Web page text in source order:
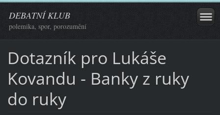
DEBATNÍ KLUB
polemika, spor, porozumění
Dotazník pro Lukáše
Kovandu - Banky z ruky
do ruky